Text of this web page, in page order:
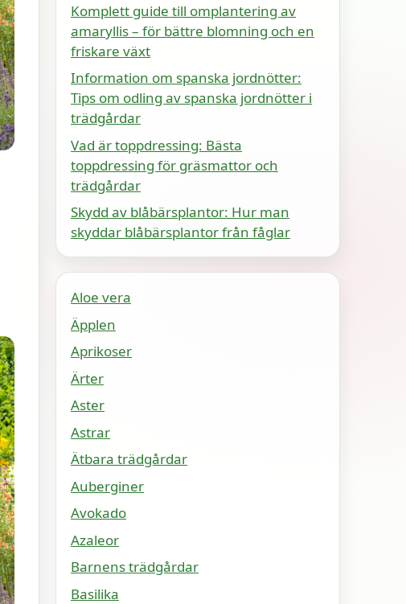
Komplett guide till omplantering av
amaryllis – för bättre blomning och en
friskare växt
Information om spanska jordnötter:
Tips om odling av spanska jordnötter i
trädgårdar
Vad är toppdressing: Bästa
toppdressing för gräsmattor och
trädgårdar
Skydd av blåbärsplantor: Hur man
skyddar blåbärsplantor från fåglar
Aloe vera
Äpplen
Aprikoser
Ärter
Aster
Astrar
Ätbara trädgårdar
Auberginer
Avokado
Azaleor
Barnens trädgårdar
Basilika